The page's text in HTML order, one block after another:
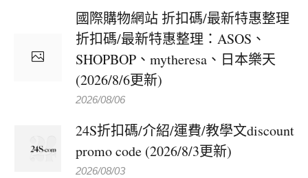
國際購物網站 折扣碼/最新特惠整理
折扣碼/最新特惠整理：ASOS、
SHOPBOP、mytheresa、日本樂天
(2026/8/6更新)
2026/08/06
24S折扣碼/介紹/運費/教學文discount
promo code (2026/8/3更新)
2026/08/03